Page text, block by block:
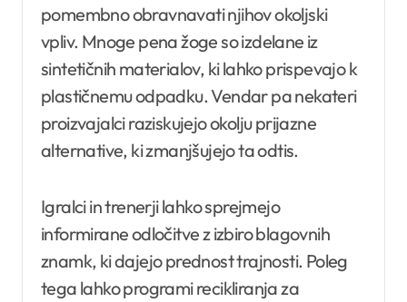
pomembno obravnavati njihov okoljski
vpliv. Mnoge pena žoge so izdelane iz
sintetičnih materialov, ki lahko prispevajo k
plastičnemu odpadku. Vendar pa nekateri
proizvajalci raziskujejo okolju prijazne
alternative, ki zmanjšujejo ta odtis.
Igralci in trenerji lahko sprejmejo
informirane odločitve z izbiro blagovnih
znamk, ki dajejo prednost trajnosti. Poleg
tega lahko programi recikliranja za